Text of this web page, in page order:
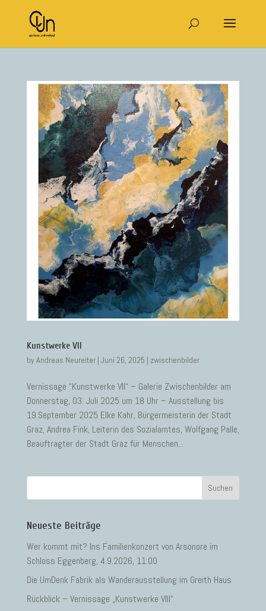
Kunstwerke VII
byAndreas Neureiter| Juni 26, 2025 | zwischenbilder
Vernissage “Kunstwerke VII“ – Galerie Zwischenbilder am
Donnerstag, 03. Juli 2025 um 18 Uhr – Ausstellung bis
19.September 2025 Elke Kahr, Bürgermeisterin der Stadt
Graz, Andrea Fink, Leiterin des Sozialamtes, Wolfgang Palle,
Beauftragter der Stadt Graz für Menschen...
Neueste Beiträge
Wer kommt mit? Ins Familienkonzert von Arsonore im
Schloss Eggenberg, 4.9.2026, 11:00
Die UmDenk Fabrik als Wanderausstellung im Greith Haus
Rückblick – Vernissage „Kunstwerke VIII“